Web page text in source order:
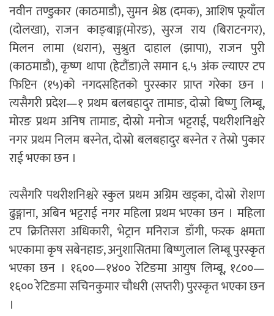
नवीन तण्डुकार (काठमाडौ), सुमन श्रेष्ठ (दमक), आशिष फूयाँल
(दोलखा), राजन काङ्बाङ्ग(मोरङ), सुरज राय (बिराटनगर),
मिलन लामा (धरान), सुश्रुत दाहाल (झापा), राजन पुरी
(काठमाडौ), कृष्ण थापा (हेटौंडा)ले समान ६.५ अंक ल्याएर टप
फिप्टिन (१५)को नगदसहितको पुरस्कार प्राप्त गरेका छन ।
त्यसैगरी प्रदेश—१ प्रथम बलबहादुर तामाङ, दोस्रो बिष्णु लिम्बू,
मोरङ प्रथम अनिष तामाङ, दोस्रो मनोज भट्टराई, पथरीशनिश्चरे
नगर प्रथम निलम बस्नेत, दोस्रो बलबहादुर बस्नेत र तेस्रो पुकार
राई भएका छन ।
त्यसैगरि पथरीशनिश्चरे स्कुल प्रथम अग्रिम खड्का, दोस्रो रोशण
ढुङ्गाना, अबिन भट्टराई नगर महिला प्रथम भएका छन । महिला
टप क्रितिसरा अधिकारी, भेट्रान मनिराज डाँगी, फरक क्षमता
भएकामा कृष सबेनहाङ, अनुशासितमा बिष्णुलाल लिम्बू पुरस्कृत
भएका छन । १६००—१४०० रेटिङमा आयुष लिम्बू, १८००—
१६०० रेटिङमा सचिनकुमार चौधरी (सप्तरी) पुरस्कृत भएका छन
।